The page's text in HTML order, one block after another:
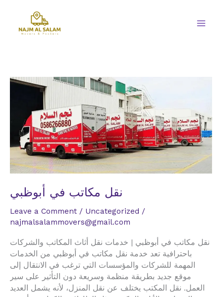
content
نقل مكاتب في أبوظبي
Leave a Comment / Uncategorized /
najmalsalammovers@gmail.com
نقل مكاتب في أبوظبي | خدمات نقل أثاث المكاتب والشركات
باحترافية تعد خدمة نقل مكاتب في أبوظبي من الخدمات
المهمة للشركات والمؤسسات التي ترغب في الانتقال إلى
موقع جديد بطريقة منظمة وسريعة دون التأثير على سير
العمل. نقل المكتب يختلف عن نقل المنزل، لأنه يشمل العديد
نقل
أبوظبي